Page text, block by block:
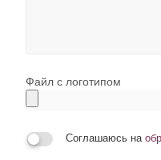
Файл с логотипом
Соглашаюсь на